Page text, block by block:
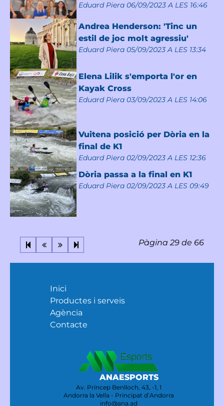
Eduard Piera 06/09/2023 A LES 16:46
Andrea Henderson: 'Tinc un
estil de joc molt agressiu'
Eduard Piera 05/09/2023 A LES 13:34
Elena Lilik s'emporta l'or en
Kayak Cross
Eduard Piera 03/09/2023 A LES 14:06
Vuitena posició per Dòria en la
final de K1
Eduard Piera 02/09/2023 A LES 12:36
Dòria passa a la final en K1
Eduard Piera 02/09/2023 A LES 09:49
Pàgina 29 de 66
Inici
Productes i serveis
Agència
Contacte
ANAESPORTS
Av. Príncep Benlloch, 43, -1, 1
Andorra la Vella - Principat d’Andorra
info@ana.ad